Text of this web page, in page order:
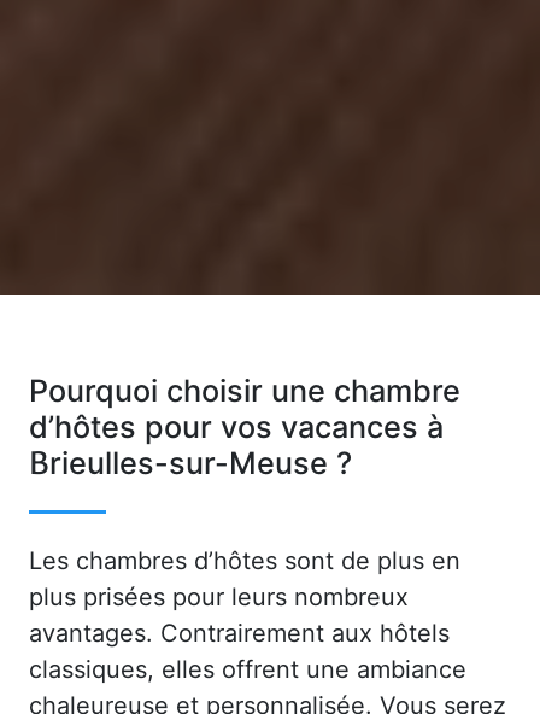
Pourquoi choisir une chambre
d’hôtes pour vos vacances à
Brieulles-sur-Meuse ?
Les chambres d’hôtes sont de plus en
plus prisées pour leurs nombreux
avantages. Contrairement aux hôtels
classiques, elles offrent une ambiance
chaleureuse et personnalisée. Vous serez